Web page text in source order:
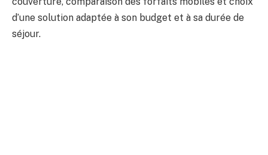
d’une solution adaptée à son budget et à sa durée de
séjour.